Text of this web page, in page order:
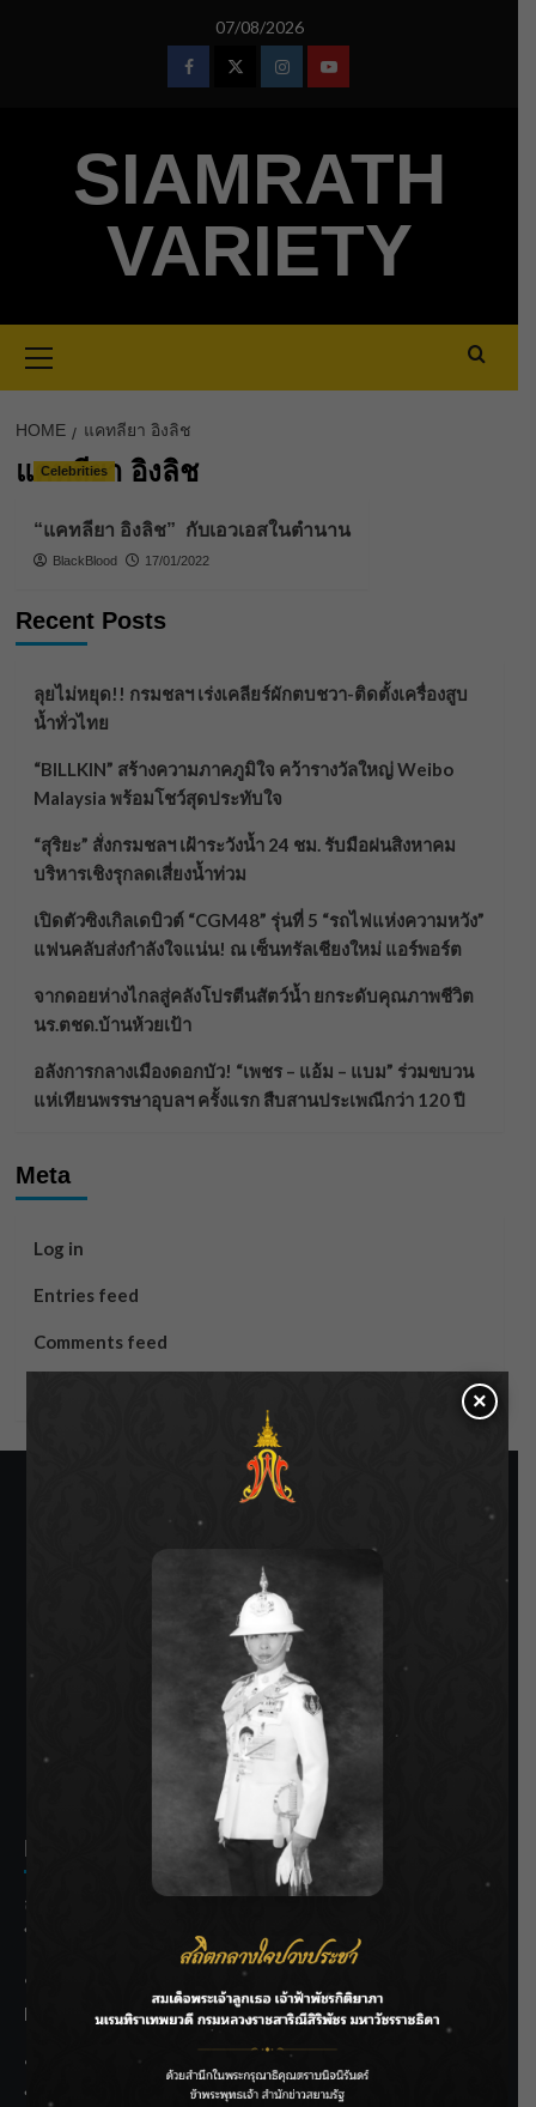
07/08/2026
FacebookTwitterInstagramYoutube
SIAMRATH
VARIETY
Menu
HOME แคทลียา อิงลิช
แคทลียา อิงลิช
Celebrities
“แคทลียา อิงลิช” กับเอวเอสในตำนาน
BlackBlood 17/01/2022
Recent Posts
ลุยไม่หยุด!! กรมชลฯ เร่งเคลียร์ผักตบชวา-ติดตั้งเครื่องสูบ
น้ำทั่วไทย
“BILLKIN” สร้างความภาคภูมิใจ คว้ารางวัลใหญ่ Weibo
Malaysia พร้อมโชว์สุดประทับใจ
“สุริยะ” สั่งกรมชลฯ เฝ้าระวังน้ำ 24 ชม. รับมือฝนสิงหาคม
บริหารเชิงรุกลดเสี่ยงน้ำท่วม
เปิดตัวซิงเกิลเดบิวต์ “CGM48” รุ่นที่ 5 “รถไฟแห่งความหวัง”
แฟนคลับส่งกำลังใจแน่น! ณ เซ็นทรัลเชียงใหม่ แอร์พอร์ต
จากดอยห่างไกลสู่คลังโปรตีนสัตว์น้ำ ยกระดับคุณภาพชีวิต
นร.ตชด.บ้านห้วยเป้า
อลังการกลางเมืองดอกบัว! “เพชร – แอ้ม – แบม” ร่วมขบวน
แห่เทียนพรรษาอุบลฯ ครั้งแรก สืบสานประเพณีกว่า 120 ปี
Meta
Log in
Entries feed
Comments feed
SIAMRATH VARIETY
THE BEST ENTERTAINMENT
Recent Posts
ลุยไม่หยุด!! กรมชลฯ เร่งเคลียร์ผักตบชวา-ติดตั้งเครื่องสูบน้ำ
ทั่วไทย
“BILLKIN” สร้างความภาคภูมิใจ คว้ารางวัลใหญ่ Weibo
Malaysia พร้อมโชว์สุดประทับใจ
“สุริยะ” สั่งกรมชลฯ เฝ้าระวังน้ำ 24 ชม. รับมือฝนสิงหาคม
บริหารเชิงรุกลดเสี่ยงน้ำท่วม
×